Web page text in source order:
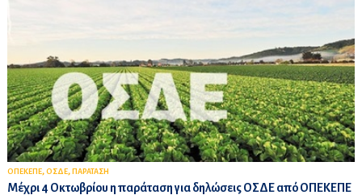
ΟΠΕΚΕΠΕ, ΟΣΔΕ, ΠΑΡΑΤΑΣΗ
Μέχρι 4 Οκτωβρίου η παράταση για δηλώσεις ΟΣΔΕ από ΟΠΕΚΕΠΕ